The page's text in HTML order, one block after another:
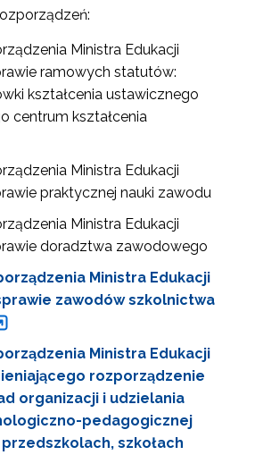
Ministra Edukacji
ramowych statutów:
kształcenia ustawicznego
centrum kształcenia
Ministra Edukacji
praktycznej nauki zawodu
Ministra Edukacji
doradztwa zawodowego
Ministra Edukacji
zawodów szkolnictwa
Ministra Edukacji
rozporządzenie
organizacji i udzielania
pedagogicznej
szkołach